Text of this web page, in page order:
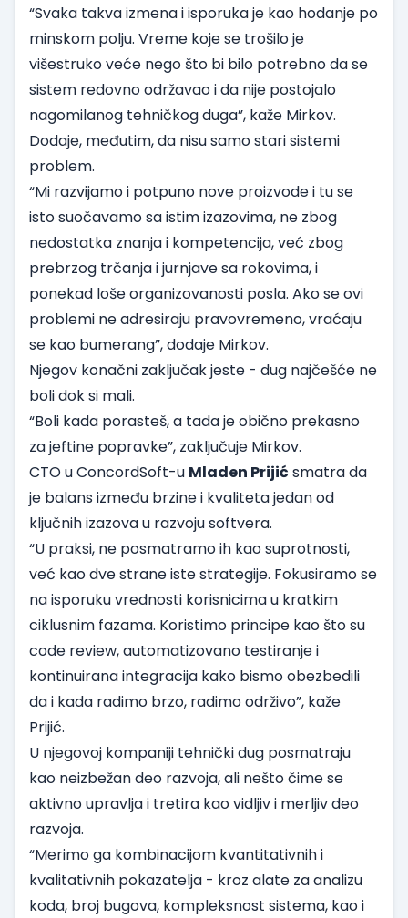
“Svaka takva izmena i isporuka je kao hodanje po
minskom polju. Vreme koje se trošilo je
višestruko veće nego što bi bilo potrebno da se
sistem redovno održavao i da nije postojalo
nagomilanog tehničkog duga”, kaže Mirkov.
Dodaje, međutim, da nisu samo stari sistemi
problem.
“Mi razvijamo i potpuno nove proizvode i tu se
isto suočavamo sa istim izazovima, ne zbog
nedostatka znanja i kompetencija, već zbog
prebrzog trčanja i jurnjave sa rokovima, i
ponekad loše organizovanosti posla. Ako se ovi
problemi ne adresiraju pravovremeno, vraćaju
se kao bumerang”, dodaje Mirkov.
Njegov konačni zaključak jeste - dug najčešće ne
boli dok si mali.
“Boli kada porasteš, a tada je obično prekasno
za jeftine popravke”, zaključuje Mirkov.
CTO u ConcordSoft-u Mladen Prijić smatra da
je balans između brzine i kvaliteta jedan od
ključnih izazova u razvoju softvera.
“U praksi, ne posmatramo ih kao suprotnosti,
već kao dve strane iste strategije. Fokusiramo se
na isporuku vrednosti korisnicima u kratkim
ciklusnim fazama. Koristimo principe kao što su
code review, automatizovano testiranje i
kontinuirana integracija kako bismo obezbedili
da i kada radimo brzo, radimo održivo”, kaže
Prijić.
U njegovoj kompaniji tehnički dug posmatraju
kao neizbežan deo razvoja, ali nešto čime se
aktivno upravlja i tretira kao vidljiv i merljiv deo
razvoja.
“Merimo ga kombinacijom kvantitativnih i
kvalitativnih pokazatelja - kroz alate za analizu
koda, broj bugova, kompleksnost sistema, kao i